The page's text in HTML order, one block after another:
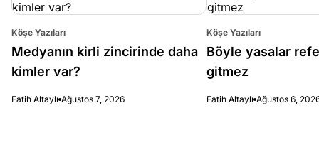
Köşe Yazıları
Medyanın kirli zincirinde daha
kimler var?
Fatih Altaylı Ağustos 7, 2026
Köşe Yazıları
Böyle yasalar
gitmez
Fatih Altaylı Ağustos 6,